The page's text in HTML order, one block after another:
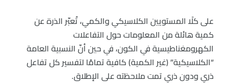
على كلَا المستويين الكلاسيكي والكمي، تُعبّر الذرة عن
كمية هائلة من المعلومات حول التفاعلات
الكهرومغناطيسية في الكون، في حين أنّ النسبية العامة
“الكلاسيكية” (غير الكمية) كافية تمامًا لتفسير كل تفاعل
ذري ودون ذري تمت ملاحظته على الإطلاق.